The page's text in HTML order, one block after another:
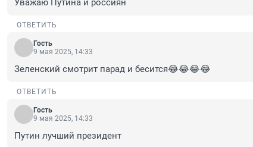
Уважаю Путина и россиян
ОТВЕТИТЬ
Гость
9 мая 2025, 14:33
Зеленский смотрит парад и бесится😂😂😂😂
ОТВЕТИТЬ
Гость
9 мая 2025, 14:33
Путин лучший президент